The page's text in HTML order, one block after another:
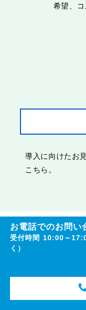
希望、コ
導入に向けたお
こちら。
お電話でのお問い
受付時間 10:00～
く）